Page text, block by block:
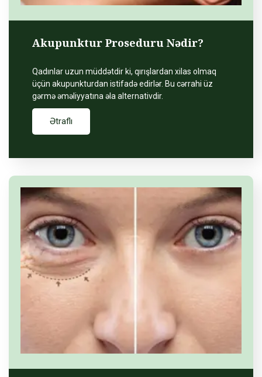
Akupunktur Proseduru Nədir?
Qadınlar uzun müddətdir ki, qırışlardan xilas olmaq
üçün akupunkturdan istifadə edirlər. Bu cərrahi üz
gərmə əməliyyatına əla alternativdir.
Ətraflı